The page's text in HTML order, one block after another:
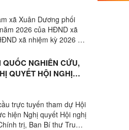
xã Xuân Dương phối
2026 của HĐND xã
xã nhiệm kỳ 2026 –
NGHIÊN CỨU,
QUYẾT HỘI NGHỊ
XIV
trực tuyến tham dự Hội
hiện Nghị quyết Hội nghị
trị, Ban Bí thư Trung